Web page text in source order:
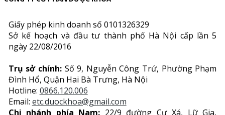
Giấy phép kinh doanh số 0101326329
Sở kế hoạch và đầu tư thành phố Hà Nội cấp lần 5
ngày 22/08/2016
Trụ sở chính:Số 9, Nguyễn Công Trứ, Phường Phạm
Đình Hổ, Quận Hai Bà Trưng, Hà Nội
Hotline: 0866.120.006
Email: etc.duockhoa@gmail.com
Chi nhánh phía Nam: 22/9 đường Cư Xá, Lữ Gia,